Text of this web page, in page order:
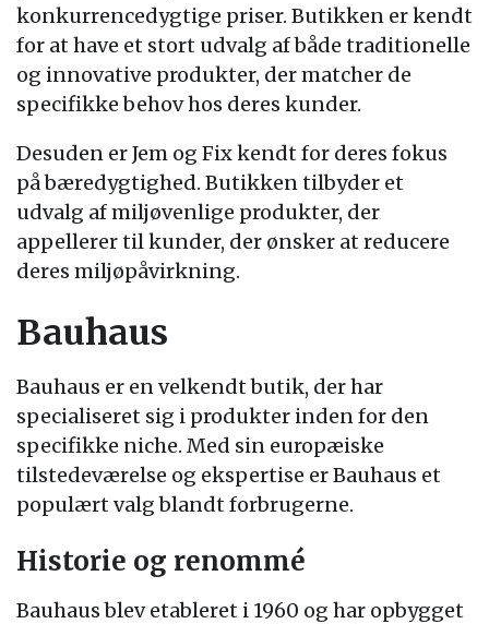
konkurrencedygtige priser. Butikken er kendt
for at have et stort udvalg af både traditionelle
og innovative produkter, der matcher de
specifikke behov hos deres kunder.
Desuden er Jem og Fix kendt for deres fokus
på bæredygtighed. Butikken tilbyder et
udvalg af miljøvenlige produkter, der
appellerer til kunder, der ønsker at reducere
deres miljøpåvirkning.
Bauhaus
Bauhaus er en velkendt butik, der har
specialiseret sig i produkter inden for den
specifikke niche. Med sin europæiske
tilstedeværelse og ekspertise er Bauhaus et
populært valg blandt forbrugerne.
Historie og renommé
Bauhaus blev etableret i 1960 og har opbygget